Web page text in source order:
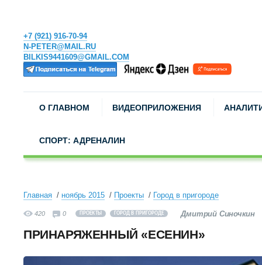
+7 (921) 916-70-94
N-PETER@MAIL.RU
BILKIS9441609@GMAIL.COM
О ГЛАВНОМ ВИДЕОПРИЛОЖЕНИЯ
СПОРТ: АДРЕНАЛИН
Главная ноябрь 2015 Проекты Город в пригороде
420 0 ПРОЕКТЫ ГОРОД В ПРИГОРОДЕ Дмитрий Синочкин
ПРИНАРЯЖЕННЫЙ «ЕСЕНИН»